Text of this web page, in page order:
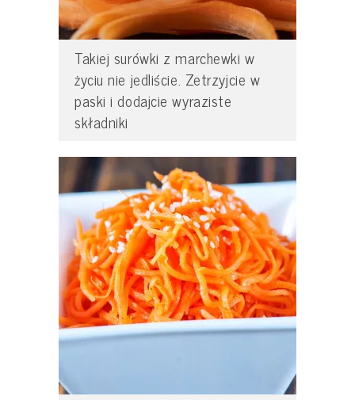
Takiej surówki z marchewki w
życiu nie jedliście. Zetrzyjcie w
paski i dodajcie wyraziste
składniki